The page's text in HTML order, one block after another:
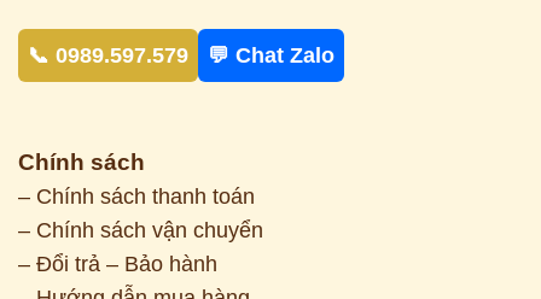
📞 0989.597.579 💬 Chat Zalo
Chính sách
– Chính sách thanh toán
– Chính sách vận chuyển
– Đổi trả – Bảo hành